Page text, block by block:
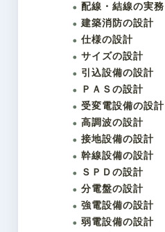
配線・結線の実務
建築消防の設計
仕様の設計
サイズの設計
引込設備の設計
ＰＡＳの設計
受変電設備の設計
高調波の設計
接地設備の設計
幹線設備の設計
ＳＰＤの設計
分電盤の設計
強電設備の設計
弱電設備の設計